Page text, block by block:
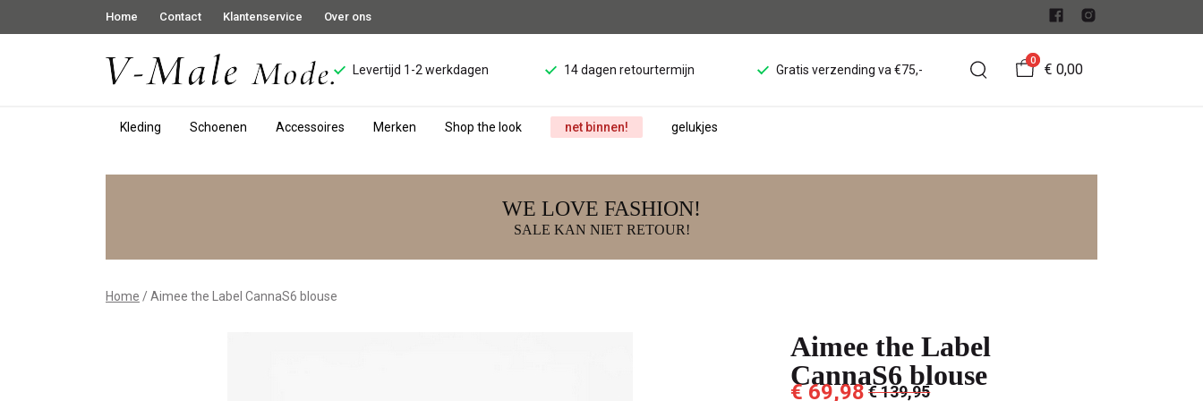
Home Contact Klantenservice Over ons
Levertijd 1-2 werkdagen 14 dagen retourtermijn Gratis verzending va €75,-
0
€ 0,00
Kleding Schoenen Accessoires Merken Shop the look net binnen! gelukjes
Aimee
CannaS6
WE LOVE FASHION!
SALE KAN NIET RETOUR!
Home Aimee the Label CannaS6 blouse
Aimee the Label
CannaS6 blouse
€ 69,98€ 139,95